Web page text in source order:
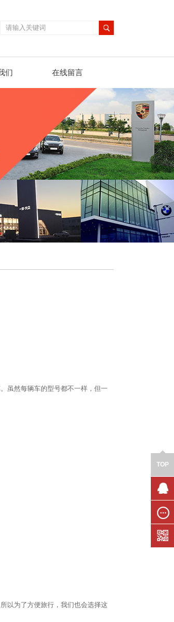
们 在线留言
虽然每辆车的型号都不一样，但一
以为了方便旅行，我们也会选择这
TOP
在线留